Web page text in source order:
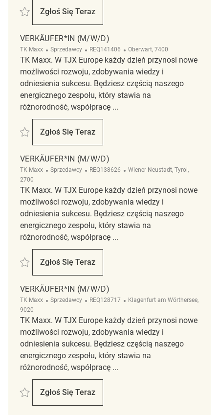
Zapisać Verkäufer*in (m/w/d) REQ129925
Zgłoś Się Teraz
Verkäufer*in (m/w/d)
VERKÄUFER*IN (M/W/D)
TK Maxx Kategoria
Sprzedawcy ReqId
REQ141406 Lokalizacja
Oberwart, 7400
TK Maxx. W TJX Europe każdy dzień przynosi nowe
możliwości rozwoju, zdobywania wiedzy i
odniesienia sukcesu. Będziesz częścią naszego
energicznego zespołu, który stawia na
różnorodność, współpracę ...
Zapisać Verkäufer*in (m/w/d) REQ141406
Zgłoś Się Teraz
Verkäufer*in (m/w/d)
VERKÄUFER*IN (M/W/D)
TK Maxx Kategoria
Sprzedawcy ReqId
REQ138626 Lokalizacja
Wiener Neustadt, Tyrol,
2700
TK Maxx. W TJX Europe każdy dzień przynosi nowe
możliwości rozwoju, zdobywania wiedzy i
odniesienia sukcesu. Będziesz częścią naszego
energicznego zespołu, który stawia na
różnorodność, współpracę ...
Zapisać Verkäufer*in (m/w/d) REQ138626
Zgłoś Się Teraz
Verkäufer*in (m/w/d)
VERKÄUFER*IN (M/W/D)
TK Maxx Kategoria
Sprzedawcy ReqId
REQ128717 Lokalizacja
Klagenfurt am Wörthersee,
9020
TK Maxx. W TJX Europe każdy dzień przynosi nowe
możliwości rozwoju, zdobywania wiedzy i
odniesienia sukcesu. Będziesz częścią naszego
energicznego zespołu, który stawia na
różnorodność, współpracę ...
Zapisać Verkäufer*in (m/w/d) REQ128717
Zgłoś Się Teraz
Verkäufer*in (m/w/d)